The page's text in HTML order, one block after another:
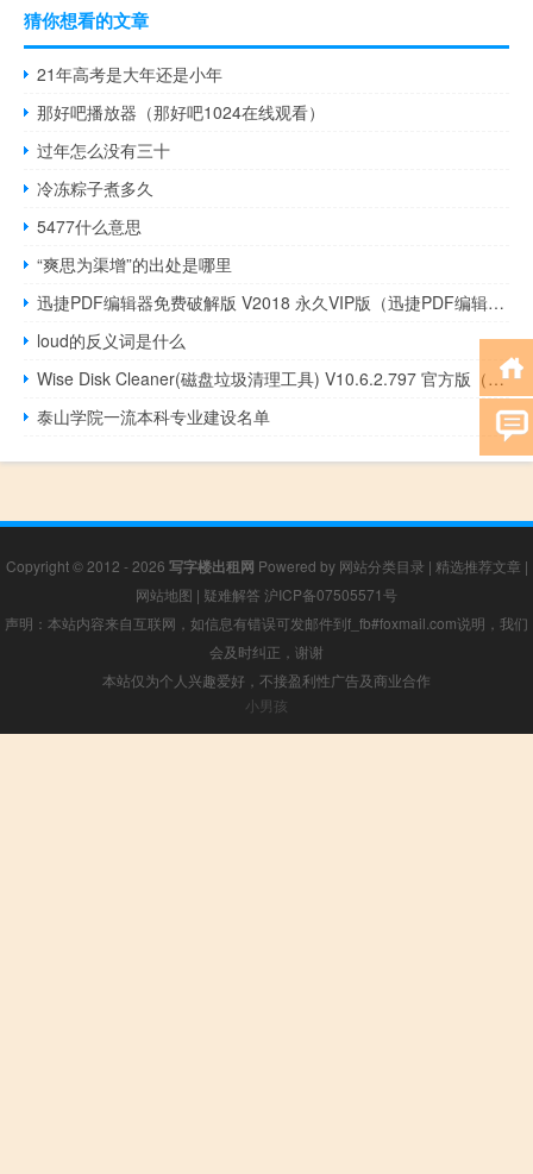
猜你想看的文章
21年高考是大年还是小年
那好吧播放器（那好吧1024在线观看）
过年怎么没有三十
冷冻粽子煮多久
5477什么意思
“爽思为渠增”的出处是哪里
迅捷PDF编辑器免费破解版 V2018 永久VIP版（迅捷PDF编辑器免费破解版 V2018 永久VIP版功能简介）
loud的反义词是什么
Wise Disk Cleaner(磁盘垃圾清理工具) V10.6.2.797 官方版（Wise Disk Cleaner(磁盘垃圾清理工具) V10.6.2.797 官方版功能简介）
泰山学院一流本科专业建设名单
Copyright © 2012 - 2026 写字楼出租网 Powered by 网站分类目录 | 精选推荐文章 |
网站地图 | 疑难解答 沪ICP备07505571号
声明：本站内容来自互联网，如信息有错误可发邮件到f_fb#foxmail.com说明，我们
会及时纠正，谢谢
本站仅为个人兴趣爱好，不接盈利性广告及商业合作
小男孩